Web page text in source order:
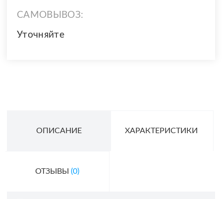
САМОВЫВОЗ:
Уточняйте
ОПИСАНИЕ ХАРАКТЕРИСТИКИ
ОТЗЫВЫ (0)